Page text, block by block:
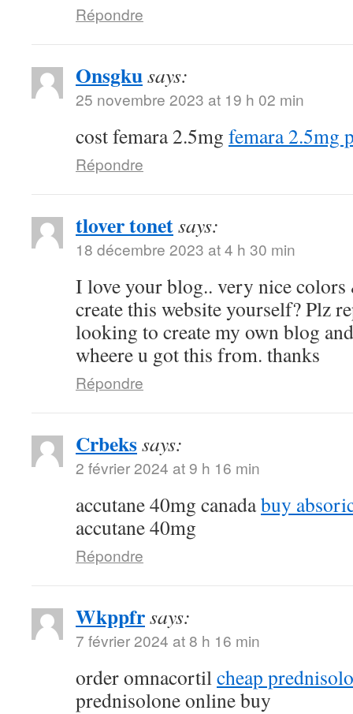
Répondre
Onsgkusays:
25 novembre 2023 at 19 h 02 min
cost femara 2.5mg femara 2.5mg
Répondre
tlover tonetsays:
18 décembre 2023 at 4 h 30 min
I love your blog.. very nice
create this website yourself? Plz
looking to create my own blog
wheere u got this from. thanks
Répondre
Crbekssays:
2 février 2024 at 9 h 16 min
accutane 40mg canadabuy
accutane 40mg
Répondre
Wkppfrsays:
7 février 2024 at 8 h 16 min
order omnacortilcheap
prednisolone online buy